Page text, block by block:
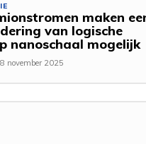
maken
van logische
nanoschaal mogelijk
november 2025